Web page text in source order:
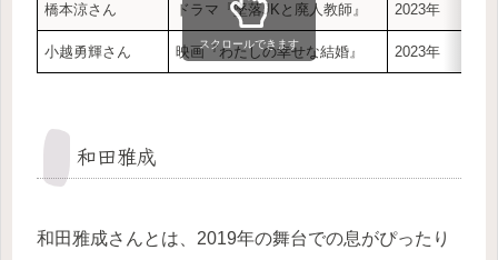
橋本涼さん ドラマ『墜落JKと廃人教師』 2023年
小越勇輝さん 映画『わたしの幸せな結婚』 2023年
スクロールできます
和田雅成
和田雅成さんとは、2019年の舞台での息がぴったり